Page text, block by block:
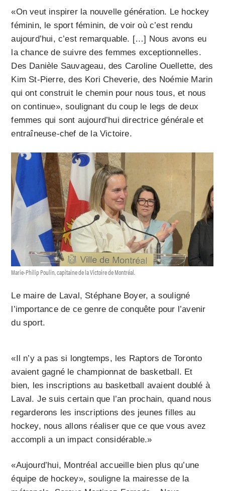
«On veut inspirer la nouvelle génération. Le hockey
féminin, le sport féminin, de voir où c’est rendu
aujourd’hui, c’est remarquable. […] Nous avons eu
la chance de suivre des femmes exceptionnelles.
Des Danièle Sauvageau, des Caroline Ouellette, des
Kim St-Pierre, des Kori Cheverie, des Noémie Marin
qui ont construit le chemin pour nous tous, et nous
on continue», soulignant du coup le legs de deux
femmes qui sont aujourd’hui directrice générale et
entraîneuse-chef de la Victoire.
Marie-Philip Poulin, capitaine de la Victoire de Montréal.
Le maire de Laval, Stéphane Boyer, a souligné
l’importance de ce genre de conquête pour l’avenir
du sport.
«Il n’y a pas si longtemps, les Raptors de Toronto
avaient gagné le championnat de basketball. Et
bien, les inscriptions au basketball avaient doublé à
Laval. Je suis certain que l’an prochain, quand nous
regarderons les inscriptions des jeunes filles au
hockey, nous allons réaliser que ce que vous avez
accompli a un impact considérable.»
«Aujourd’hui, Montréal accueille bien plus qu’une
équipe de hockey», souligne la mairesse de la